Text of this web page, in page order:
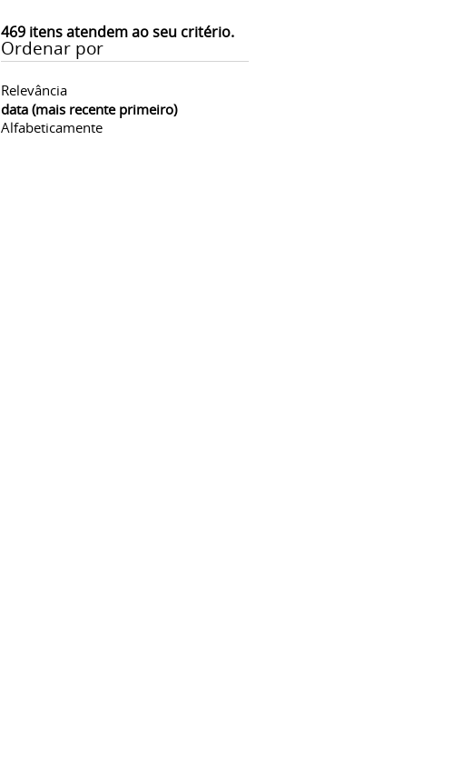
469itens atendem ao seu critério.
Ordenar por
Relevância
data (mais recente primeiro)
Alfabeticamente